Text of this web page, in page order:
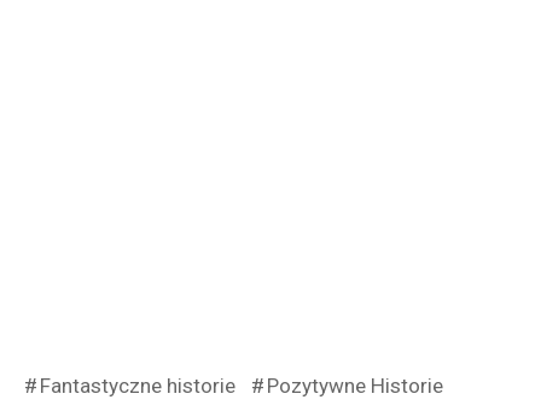
Fantastyczne historie Pozytywne Historie